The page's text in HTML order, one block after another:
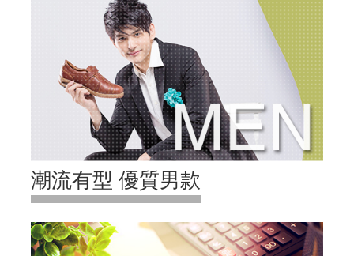
潮流有型 優質男款